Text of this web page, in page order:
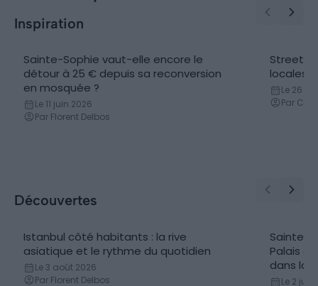
Inspiration
Actualités
Sainte-Sophie vaut-elle encore le
détour à 25 € depuis sa reconversion
en mosquée ?
Le 11 juin 2026
Par Florent Delbos
Street
locales
Le 26
Par
Découvertes
Istanbul côté habitants : la rive
asiatique et le rythme du quotidien
Le 3 août 2026
Par Florent Delbos
Sainte-
Palais
dans la
Le 2 juin